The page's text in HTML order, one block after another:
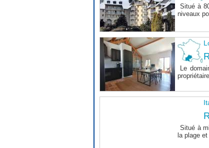
Situé à
niveaux
Le
Situé à
la plage et